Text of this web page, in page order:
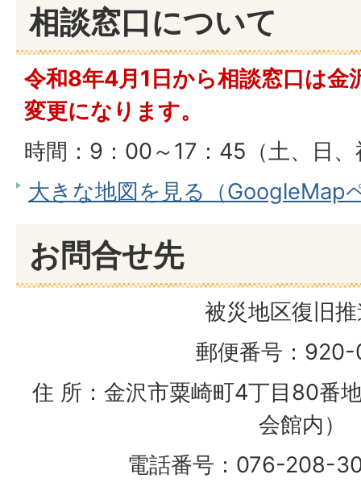
相談窓口について
令和8年4月1日から相談窓口は金
変更になります。
時間：9：00～17：45（土、日
大きな地図を見る（GoogleMap
お問合せ先
被災地区復旧
郵便番号：
住 所：金沢市粟崎町4丁目80番
会館内）
電話番号：076-208-